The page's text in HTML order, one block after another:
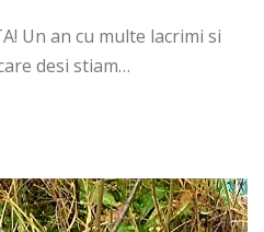
0
Un an cu multe lacrimi si
desi stiam…